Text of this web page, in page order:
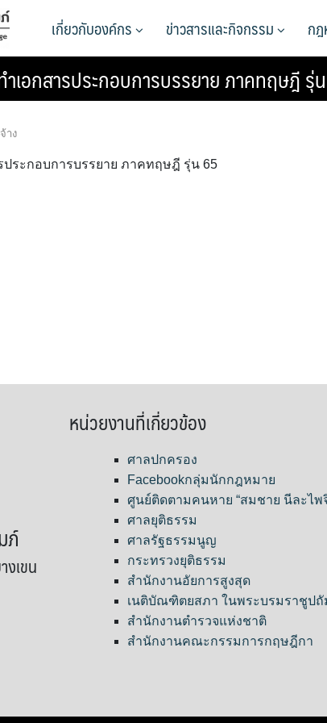
เกี่ยวกับองค์กร ข่าวสารและกิจกรรม ก
เอกสารประกอบการบรรยาย ภาคทฤษฎี รุ่
าง
ประกอบการบรรยาย ภาคทฤษฎี รุ่น 65
ภ์
เขน
หน่วยงานที่เกี่ยวข้อง
ศาลปกครอง
Facebookกลุ่มนักกฎหมาย
ศูนย์ติดตามคนหาย “สมชาย นีละไพ
ศาลยุติธรรม
ศาลรัฐธรรมนูญ
กระทรวงยุติธรรม
สำนักงานอัยการสูงสุด
เนติบัณฑิตยสภา ในพระบรมราชูปถั
สำนักงานตำรวจแห่งชาติ
สำนักงานคณะกรรมการกฤษฎีกา